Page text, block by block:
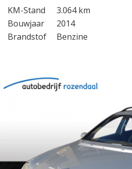
KM-Stand
3.064 km
Bouwjaar
2014
Brandstof
Benzine